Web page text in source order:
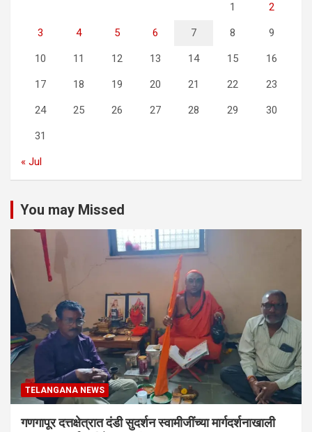
1 2
3 4 5 6 7 8 9
10 11 12 13 14 15 16
17 18 19 20 21 22 23
24 25 26 27 28 29 30
31
« Jul
You may Missed
TELANGANA NEWS
गणगापूर दत्तक्षेत्रात दंडी सुदर्शन स्वामीजींच्या मार्गदर्शनाखाली